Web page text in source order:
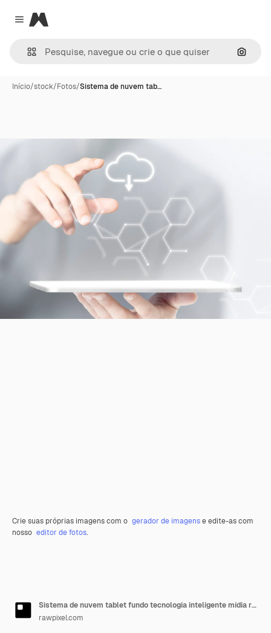
Close menu
Magnific
Início/stock/Fotos/Sistema de nuvem tab…
Crie suas próprias imagens com o gerador de imagense edite-as com
nosso editor de fotos.
Sistema de nuvem tablet fundo tecnologia inteligente mídia remixada
rawpixel.com